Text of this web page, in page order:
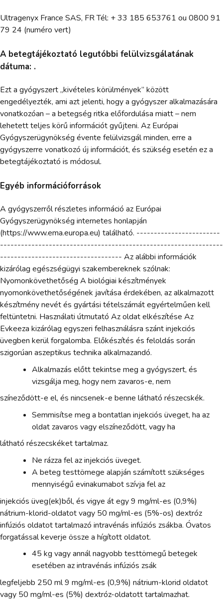
Ultragenyx France SAS, FR Tél: + 33 185 653761 ou 0800 91
79 24 (numéro vert)
A betegtájékoztató legutóbbi felülvizsgálatának
dátuma: .
Ezt a gyógyszert „kivételes körülmények” között
engedélyezték, ami azt jelenti, hogy a gyógyszer alkalmazására
vonatkozóan – a betegség ritka előfordulása miatt – nem
lehetett teljes körű információt gyűjteni. Az Európai
Gyógyszerügynökség évente felülvizsgál minden, erre a
gyógyszerre vonatkozó új információt, és szükség esetén ez a
betegtájékoztató is módosul.
Egyéb információforrások
A gyógyszerről részletes információ az Európai
Gyógyszerügynökség internetes honlapján
(https://www.ema.europa.eu) található. ------------------------
----------------------------------------------------------------
----------------------------------- Az alábbi információk
kizárólag egészségügyi szakembereknek szólnak:
Nyomonkövethetőség A biológiai készítmények
nyomonkövethetőségének javítása érdekében, az alkalmazott
készítmény nevét és gyártási tételszámát egyértelműen kell
feltüntetni. Használati útmutató Az oldat elkészítése Az
Evkeeza kizárólag egyszeri felhasználásra szánt injekciós
üvegben kerül forgalomba. Előkészítés és feloldás során
szigorúan aszeptikus technika alkalmazandó.
Alkalmazás előtt tekintse meg a gyógyszert, és
vizsgálja meg, hogy nem zavaros-e, nem
színeződött-e el, és nincsenek-e benne látható részecskék.
Semmisítse meg a bontatlan injekciós üveget, ha az
oldat zavaros vagy elszíneződött, vagy ha
látható részecskéket tartalmaz.
Ne rázza fel az injekciós üveget.
A beteg testtömege alapján számított szükséges
mennyiségű evinakumabot szívja fel az
injekciós üveg(ek)ből, és vigye át egy 9 mg/ml-es (0,9%)
nátrium-klorid-oldatot vagy 50 mg/ml-es (5%-os) dextróz
infúziós oldatot tartalmazó intravénás infúziós zsákba. Óvatos
forgatással keverje össze a hígított oldatot.
45 kg vagy annál nagyobb testtömegű betegek
esetében az intravénás infúziós zsák
legfeljebb 250 ml 9 mg/ml-es (0,9%) nátrium-klorid oldatot
vagy 50 mg/ml-es (5%) dextróz-oldatott tartalmazhat.